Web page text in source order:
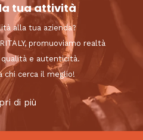
tua attività
alla tua azienda?
promuoviamo realtà
e autenticità.
chi cerca il meglio!
di più